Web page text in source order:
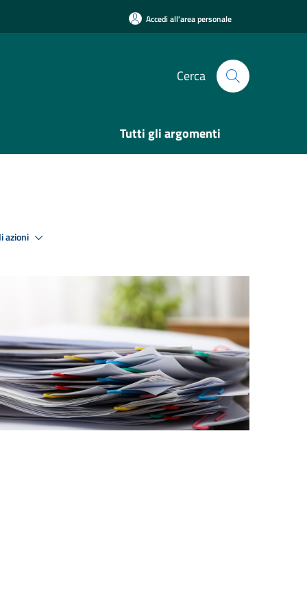
Accedi all'area personale
Cerca
Tutti gli argomenti
azioni